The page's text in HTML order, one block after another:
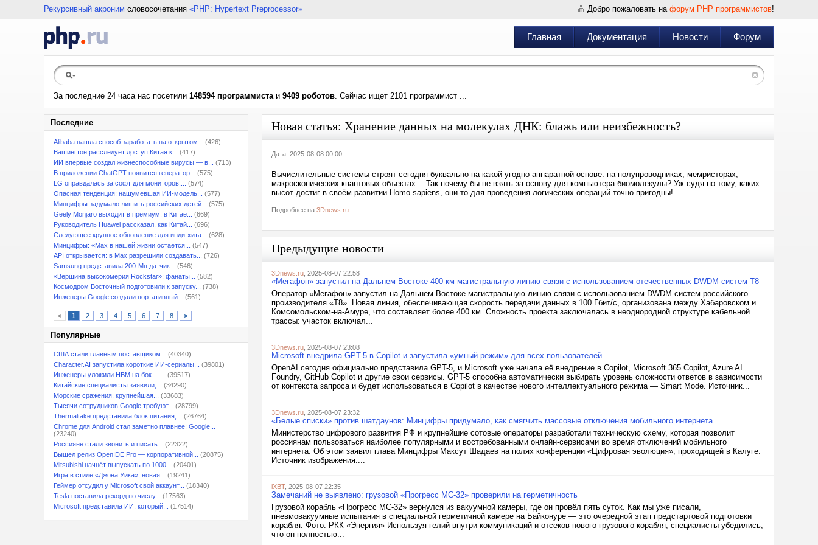
Рекурсивный акроним словосочетания «PHP: Hypertext Preprocessor» Добро пожаловать на форум PHP программистов!
Главная Документация Новости Форум
За последние 24 часа нас посетили 148594 программистаи 9409 роботов. Сейчас ищет 2101 программист ...
Последние
Alibaba нашла способ заработать на открытом...
(426)
Вашингтон расследует доступ Китая к...
(417)
ИИ впервые создал жизнеспособные вирусы — в...
(713)
В приложении ChatGPT появится генератор...
(575)
LG оправдалась за софт для мониторов,...
(574)
Опасная тенденция: нашумевшая ИИ-модель...
(577)
Минцифры задумало лишить российских детей...
(575)
Geely Monjaro выходит в премиум: в Китае...
(669)
Руководитель Huawei рассказал, как Китай...
(696)
Следующее крупное обновление для инди-хита...
(628)
Минцифры: «Max в нашей жизни остается...
(547)
API открывается: в Max разрешили создавать...
(726)
Samsung представила 200-Мп датчик...
(546)
«Вершина высокомерия Rockstar»: фанаты...
(582)
Космодром Восточный подготовили к запуску...
(738)
Инженеры Google создали портативный...
(561)
< 1 2 3 4 5 6 7 8 >
Популярные
США стали главным поставщиком...
(40340)
Character.AI запустила короткие ИИ-сериалы...
(39801)
Инженеры уложили HBM на бок —...
(39517)
Китайские специалисты заявили,...
(34290)
Морские сражения, крупнейшая...
(33683)
Тысячи сотрудников Google требуют...
(28799)
Thermaltake представила блок питания,...
(26764)
Chrome для Android стал заметно плавнее: Google...
(23240)
Россияне стали звонить и писать...
(22322)
Вышел релиз OpenIDE Pro — корпоративной...
(20875)
Mitsubishi начнёт выпускать по 1000...
(20401)
Игра в стиле «Джона Уика», новая...
(19241)
Геймер отсудил у Microsoft свой аккаунт...
(18340)
Tesla поставила рекорд по числу...
(17563)
Microsoft представила ИИ, который...
(17514)
Новая статья: Хранение данных на молекулах ДНК: блажь или неизбежность?
Дата: 2025-08-08 00:00
Вычислительные системы строят сегодня буквально на какой угодно аппаратной основе: на полупроводниках, мемристорах,
макроскопических квантовых объектах… Так почему бы не взять за основу для компьютера биомолекулы? Уж судя по тому, каких
высот достиг в своём развитии Homo sapiens, они-то для проведения логических операций точно пригодны!
Подробнее на 3Dnews.ru
Предыдущие новости
3Dnews.ru , 2025-08-07 22:58
«Мегафон» запустил на Дальнем Востоке 400-км магистральную линию связи с использованием отечественных DWDM-систем Т8
Оператор «Мегафон» запустил на Дальнем Востоке магистральную линию связи с использованием DWDM-систем российского
производителя «Т8». Новая линия, обеспечивающая скорость передачи данных в 100 Гбит/с, организована между Хабаровском и
Комсомольском-на-Амуре, что составляет более 400 км. Сложность проекта заключалась в неоднородной структуре кабельной
трассы: участок включал...
3Dnews.ru , 2025-08-07 23:08
Microsoft внедрила GPT-5 в Copilot и запустила «умный режим» для всех пользователей
OpenAI сегодня официально представила GPT-5, и Microsoft уже начала её внедрение в Copilot, Microsoft 365 Copilot, Azure AI
Foundry, GitHub Copilot и другие свои сервисы. GPT-5 способна автоматически выбирать уровень сложности ответов в зависимости
от контекста запроса и будет использоваться в Copilot в качестве нового интеллектуального режима — Smart Mode. Источник...
3Dnews.ru , 2025-08-07 23:32
«Белые списки» против шатдаунов: Минцифры придумало, как смягчить массовые отключения мобильного интернета
Министерство цифрового развития РФ и крупнейшие сотовые операторы разработали техническую схему, которая позволит
россиянам пользоваться наиболее популярными и востребованными онлайн-сервисами во время отключений мобильного
интернета. Об этом заявил глава Минцифры Максут Шадаев на полях конференции «Цифровая эволюция», проходящей в Калуге.
Источник изображения:...
iXBT, 2025-08-07 22:35
Замечаний не выявлено: грузовой «Прогресс МС-32» проверили на герметичность
Грузовой корабль «Прогресс МС-32» вернулся из вакуумной камеры, где он провёл пять суток. Как мы уже писали,
пневмовакуумные испытания в специальной герметичной камере на Байконуре — это очередной этап предстартовой подготовки
корабля. Фото: РКК «Энергия» Используя гелий внутри коммуникаций и отсеков нового грузового корабля, специалисты убедились,
что он полностью...